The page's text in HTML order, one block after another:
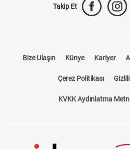
Takip Et
Bize Ulaşın Künye Kariyer
Çerez Politikası
KVKK Aydınlatma